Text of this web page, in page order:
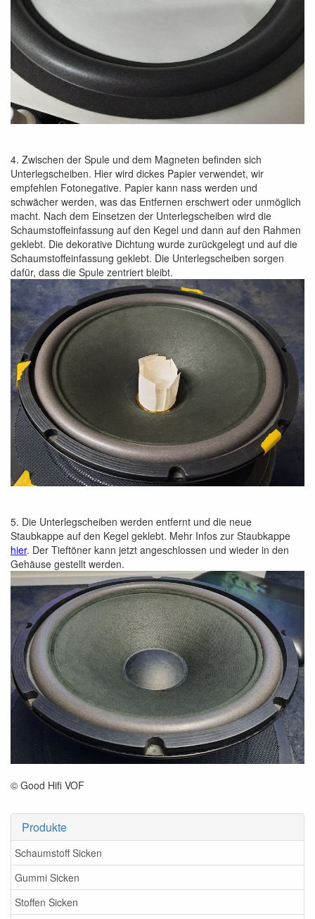
Produkte
Schaumstoff Sicken
Gummi Sicken
Stoffen Sicken
4. Zwischen der Spule und dem Magneten befinden sich
Unterlegscheiben. Hier wird dickes Papier verwendet, wir
empfehlen Fotonegative. Papier kann nass werden und
schwächer werden, was das Entfernen erschwert oder unmöglich
macht. Nach dem Einsetzen der Unterlegscheiben wird die
Schaumstoffeinfassung auf den Kegel und dann auf den Rahmen
geklebt. Die dekorative Dichtung wurde zurückgelegt und auf die
Schaumstoffeinfassung geklebt. Die Unterlegscheiben sorgen
dafür, dass die Spule zentriert bleibt.
5. Die Unterlegscheiben werden entfernt und die neue
Staubkappe auf den Kegel geklebt. Mehr Infos zur Staubkappe
hier. Der Tieftöner kann jetzt angeschlossen und wieder in den
Gehäuse gestellt werden.
© Good Hifi VOF